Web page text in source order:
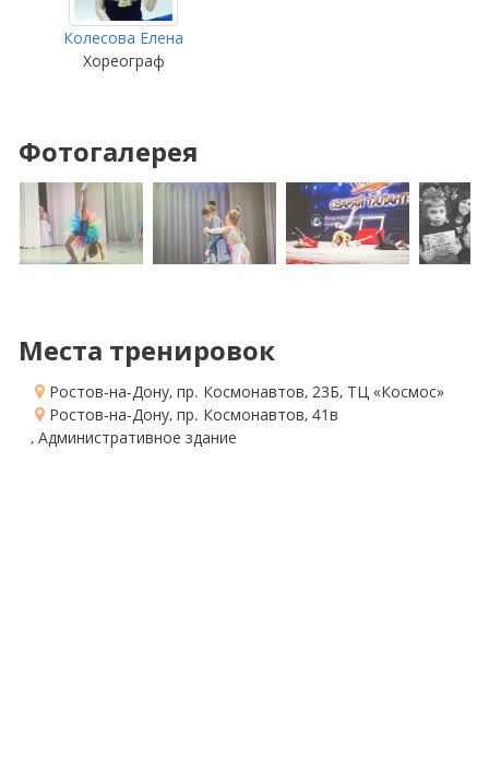
Колесова Елена
Хореограф
Фотогалерея
Места тренировок
Ростов-на-Дону, пр. Космонавтов, 23Б, ТЦ «Космос»
Ростов-на-Дону, пр. Космонавтов, 41в
, Административное здание